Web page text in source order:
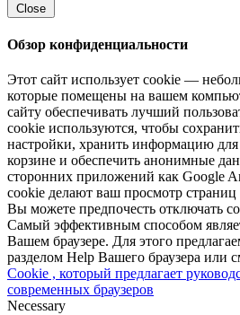
Close
Обзор конфиденциальности
Этот сайт использует cookie —
которые помещены на вашем
сайту обеспечивать лучший
cookie используются, чтобы
настройки, хранить информацию
корзине и обеспечить анонимные
сторонних приложений как Google
cookie делают ваш просмотр
Вы можете предпочесть отключать
Самый эффективным способом
Вашем браузере. Для этого
разделом Help Вашего браузера или
Cookie , который предлагает
современных браузеров
Necessary